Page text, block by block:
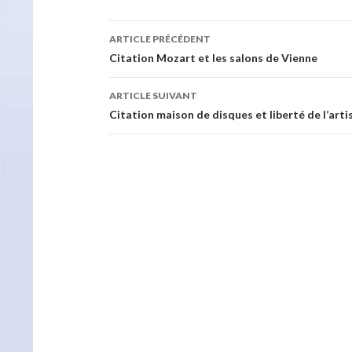
Navigation
des
articles
ARTICLE PRÉCÉDENT
Citation Mozart et les salons de Vienne
ARTICLE SUIVANT
Citation maison de disques et liberté de